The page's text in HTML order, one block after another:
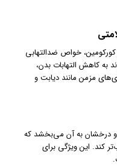
کورکومین، خواص ضدالتهابی
به کاهش التهابات بدن،
مزمن مانند دیابت و
و درخشان به آن می‌بخشد که
کند. این ویژگی برای